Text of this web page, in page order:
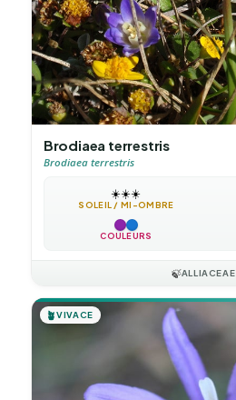
Brodiaea terrestris
Brodiaea terrestris
☀️☀️☀️
SOLEIL / MI-OMBRE
COULEURS
🍃ALLIACEAE
🪴VIVACE